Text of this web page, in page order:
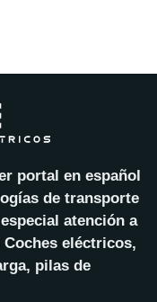
portal en español
de transporte
atención a
eléctricos,
pilas de